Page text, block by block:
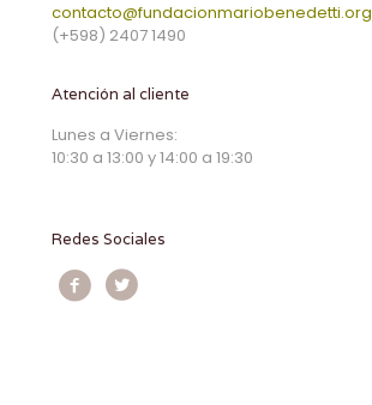
contacto@fundacionmariobenedetti.org
(+598) 2407 1490
Atención al cliente
Lunes a Viernes:
10:30 a 13:00 y 14:00 a 19:30
Redes Sociales